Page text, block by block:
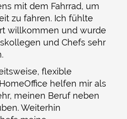
mit dem Fahrrad, um
zu fahren. Ich fühlte
willkommen und wurde
und Chefs sehr
flexible
helfen mir als
meinen Beruf neben
Weiterhin